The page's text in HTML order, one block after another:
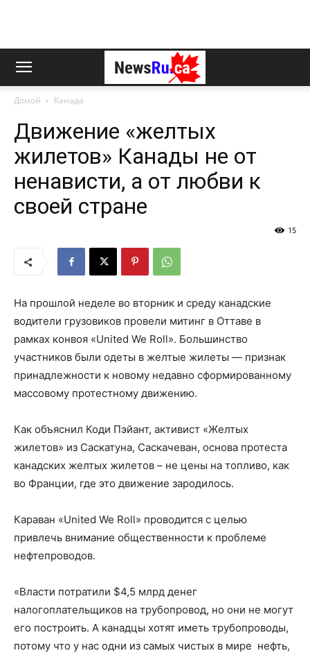
Домой Канада
Движение «желтых
жилетов» Канады не от
ненависти, а от любви к
своей стране
15
На прошлой неделе во вторник и среду канадские
водители грузовиков провели митинг в Оттаве в
рамках конвоя «United We Roll». Большинство
участников были одеты в желтые жилеты — признак
принадлежности к новому недавно сформированному
массовому протестному движению.
Как объяснил Коди Пэйант, активист «Желтых
жилетов» из Саскатуна, Саскачеван, основа протеста
канадских желтых жилетов – не цены на топливо, как
во Франции, где это движение зародилось.
Караван «United We Roll» проводится с целью
привлечь внимание общественности к проблеме
нефтепроводов.
«Власти потратили $4,5 млрд денег
налогоплательщиков на трубопровод, но они не могут
его построить. А канадцы хотят иметь трубопроводы,
потому что у нас одни из самых чистых в мире нефть,